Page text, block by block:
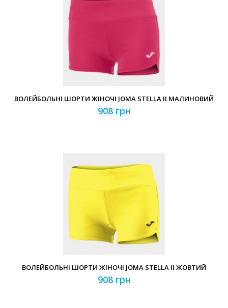
ВОЛЕЙБОЛЬНІ ШОРТИ ЖІНОЧІ JOMA STELLA II МАЛИНОВИЙ
908 грн
ВОЛЕЙБОЛЬНІ ШОРТИ ЖІНОЧІ JOMA STELLA II ЖОВТИЙ
908 грн